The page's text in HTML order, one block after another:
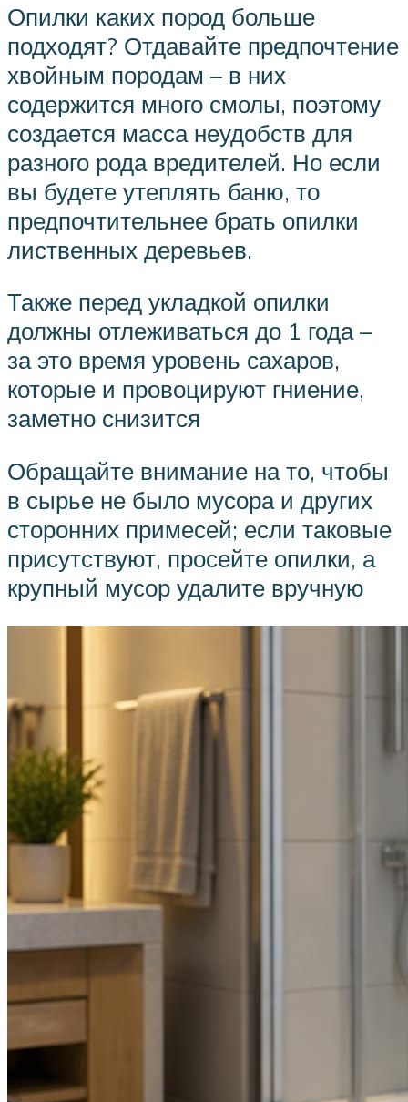
Опилки каких пород больше
подходят? Отдавайте предпочтение
хвойным породам – в них
содержится много смолы, поэтому
создается масса неудобств для
разного рода вредителей. Но если
вы будете утеплять баню, то
предпочтительнее брать опилки
лиственных деревьев.
Также перед укладкой опилки
должны отлеживаться до 1 года –
за это время уровень сахаров,
которые и провоцируют гниение,
заметно снизится
Обращайте внимание на то, чтобы
в сырье не было мусора и других
сторонних примесей; если таковые
присутствуют, просейте опилки, а
крупный мусор удалите вручную